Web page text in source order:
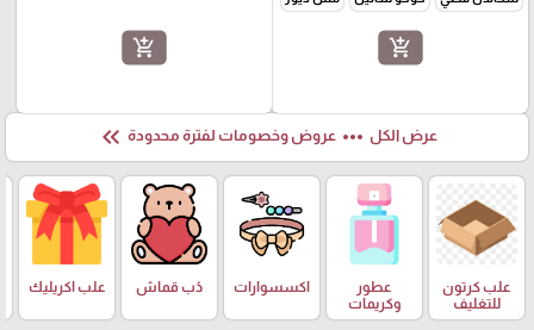
add_shopping_cart
add_shopping_cart
عرض الكل more_horiz عروض وخصومات لفترة محدودة keyboard_double_arrow_left
علب كرتون
للتغليف
عطور
وكريمات
اكسسوارات دُب قماش علب اكريليك